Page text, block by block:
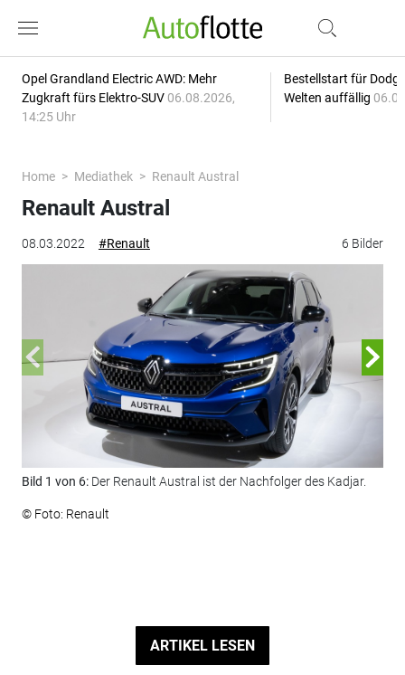
Opel Grandland Electric AWD: Mehr
Zugkraft fürs Elektro-SUV 06.08.2026,
14:25 Uhr
Bestellstart für
Welten auffällig
Home Mediathek Renault Austral
08.03.2022 #Renault 6 Bilder
Renault Austral
Bild 1 von 6: Der Renault Austral ist der Nachfolger des Kadjar.
© Foto: Renault
ARTIKEL LESEN